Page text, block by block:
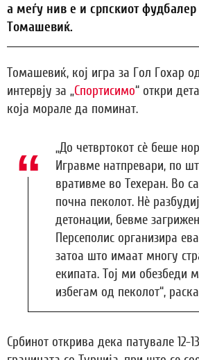
а меѓу нив е и српскиот
Томашевиќ.
Томашевиќ, кој игра за Гол Гохар
интервју за „Спортисимо“ откри
која морале да поминат.
„До четвртокот сè беше
Игравме натпревари, по
вративме во Техеран. Во
почна пеколот. Нè
детонации, бевме
Персеполис организира
затоа што имаат многу
екипата. Тој ми обезбеди
избегам од пеколот“,
Србинот открива дека патувале 12-